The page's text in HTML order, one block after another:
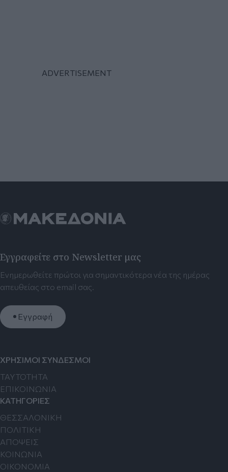
Εγγραφείτε στο Newsletter μας
Ενημερωθείτε πρώτοι για σημαντικότερα νέα της ημέρας
απευθείας στο email σας.
Εγγραφή
ΧΡΗΣΙΜΟΙ ΣΥΝΔΕΣΜΟΙ
TAYTOTHTA
ΕΠΙΚΟΙΝΩΝΙΑ
ΚΑΤΗΓΟΡΙΕΣ
ΘΕΣΣΑΛΟΝΙΚΗ
ΠΟΛΙΤΙΚΗ
ΑΠΟΨΕΙΣ
ΚΟΙΝΩΝΙΑ
ΟΙΚΟΝΟΜΙΑ